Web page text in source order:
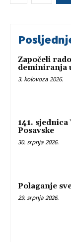
Započeli
deminiranja
3. kolovoza 2026.
141.
Posavske
30. srpnja 2026.
Polaganje
29. srpnja 2026.